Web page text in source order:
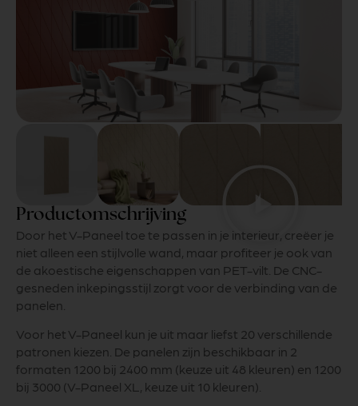
Productomschrijving
Door het V-Paneel toe te passen in je interieur, creëer je
niet alleen een stijlvolle wand, maar profiteer je ook van
de akoestische eigenschappen van PET-vilt. De CNC-
gesneden inkepingsstijl zorgt voor de verbinding van de
panelen.
Voor het V-Paneel kun je uit maar liefst 20 verschillende
patronen kiezen. De panelen zijn beschikbaar in 2
formaten 1200 bij 2400 mm (keuze uit 48 kleuren) en 1200
bij 3000 (V-Paneel XL, keuze uit 10 kleuren).